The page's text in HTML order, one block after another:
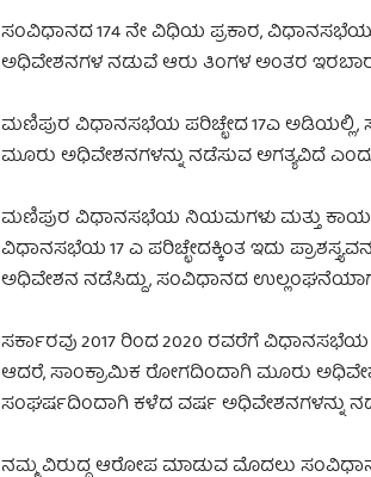
ಸಂವಿಧಾನದ 174 ನೇ ವಿಧಿಯ ಪ್ರಕಾರ,
ಅಧಿವೇಶನಗಳ ನಡುವೆ ಆರು ತಿಂಗಳ ಅಂತರ
ಮಣಿಪುರ ವಿಧಾನಸಭೆಯ ಪರಿಚ್ಛೇದ 17ಎ ಅಡಿಯಲ್ಲಿ,
ಮೂರು ಅಧಿವೇಶನಗಳನ್ನು ನಡೆಸುವ ಅಗತ್ಯವಿದೆ
ಮಣಿಪುರ ವಿಧಾನಸಭೆಯ ನಿಯಮಗಳು ಮತ್ತು
ವಿಧಾನಸಭೆಯ 17 ಎ ಪರಿಚ್ಛೇದಕ್ಕಿಂತ ಇದು
ಅಧಿವೇಶನ ನಡೆಸಿದ್ದು, ಸಂವಿಧಾನದ
ಸರ್ಕಾರವು 2017 ರಿಂದ 2020 ರವರೆಗೆ
ಆದರೆ, ಸಾಂಕ್ರಾಮಿಕ ರೋಗದಿಂದಾಗಿ ಮೂರು
ಸಂಘರ್ಷದಿಂದಾಗಿ ಕಳೆದ ವರ್ಷ ಅಧಿವೇಶನಗಳನ್ನು
ನಮ್ಮ ವಿರುದ್ಧ ಆರೋಪ ಮಾಡುವ ಮೊದಲು